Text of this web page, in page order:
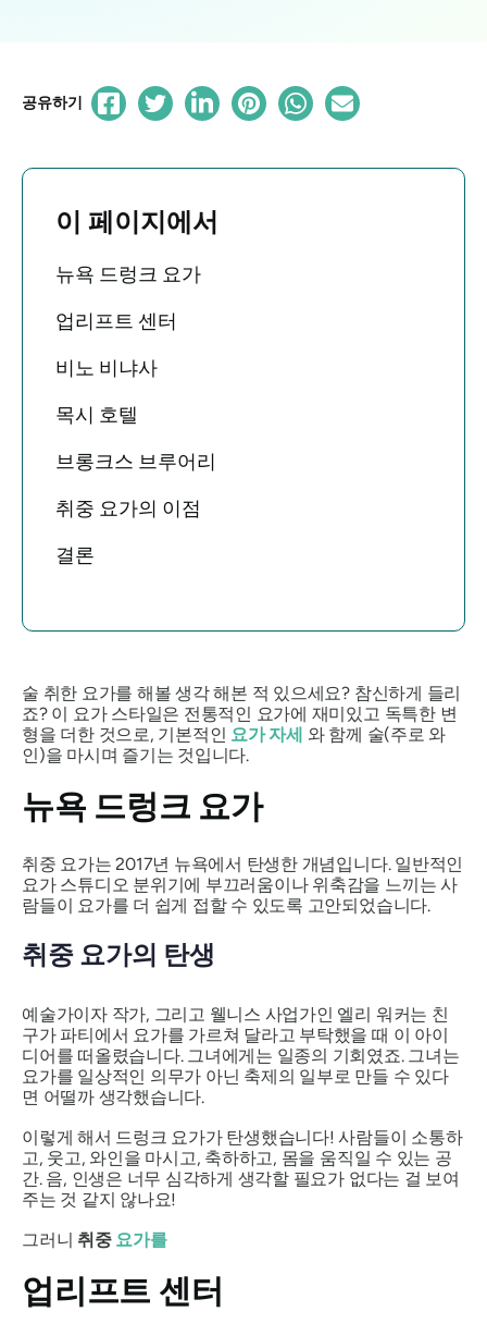
공유하기
이 페이지에서
뉴욕 드렁크 요가
업리프트 센터
비노 비냐사
목시 호텔
브롱크스 브루어리
취중 요가의 이점
결론
술 취한 요가를 해볼 생각 해본 적 있으세요? 참신하게 들리
죠? 이 요가 스타일은 전통적인 요가에 재미있고 독특한 변
형을 더한 것으로, 기본적인 요가 자세 와 함께 술(주로 와
인)을 마시며 즐기는 것입니다.
뉴욕 드렁크 요가
취중 요가는 2017년 뉴욕에서 탄생한 개념입니다. 일반적인
요가 스튜디오 분위기에 부끄러움이나 위축감을 느끼는 사
람들이 요가를 더 쉽게 접할 수 있도록 고안되었습니다.
취중 요가의 탄생
예술가이자 작가, 그리고 웰니스 사업가인 엘리 워커는 친
구가 파티에서 요가를 가르쳐 달라고 부탁했을 때 이 아이
디어를 떠올렸습니다. 그녀에게는 일종의 기회였죠. 그녀는
요가를 일상적인 의무가 아닌 축제의 일부로 만들 수 있다
면 어떨까 생각했습니다.
이렇게 해서 드렁크 요가가 탄생했습니다! 사람들이 소통하
고, 웃고, 와인을 마시고, 축하하고, 몸을 움직일 수 있는 공
간. 음, 인생은 너무 심각하게 생각할 필요가 없다는 걸 보여
주는 것 같지 않나요!
그러니 취중 요가를
업리프트 센터